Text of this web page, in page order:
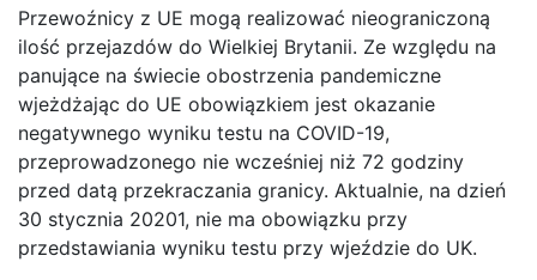
Przewoźnicy z UE mogą realizować nieograniczoną
ilość przejazdów do Wielkiej Brytanii. Ze względu na
panujące na świecie obostrzenia pandemiczne
wjeżdżając do UE obowiązkiem jest okazanie
negatywnego wyniku testu na COVID-19,
przeprowadzonego nie wcześniej niż 72 godziny
przed datą przekraczania granicy. Aktualnie, na dzień
30 stycznia 20201, nie ma obowiązku przy
przedstawiania wyniku testu przy wjeździe do UK.